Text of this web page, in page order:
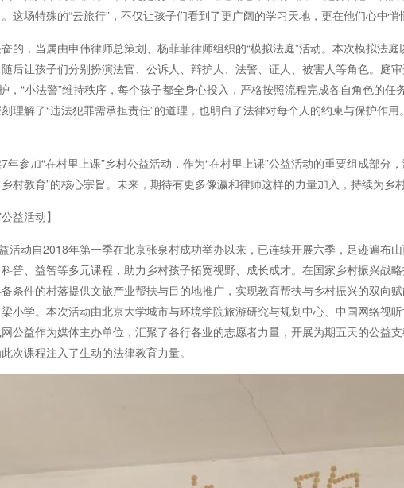
这场特殊的“云旅行”，不仅让孩子们看到了更广阔的学习天地，更在他们心中悄
的，当属由申伟律师总策划、杨菲菲律师组织的“模拟法庭”活动。本次模拟法
后让孩子们分别扮演法官、公诉人、辩护人、法警、证人、被害人等角色。庭
，“小法警”维持秩序，每个孩子都全身心投入，严格按照流程完成各自角色的
理解了“违法犯罪需承担责任”的道理，也明白了法律对每个人的约束与保护作
年参加“在村里上课”乡村公益活动，作为“在村里上课”公益活动的重要组成部分
村教育”的核心宗旨。未来，期待有更多像瀛和律师这样的力量加入，持续为乡
益活动】
活动自2018年第一季在北京张泉村成功举办以来，已连续开展六季，足迹遍布
普、益智等多元课程，助力乡村孩子拓宽视野、成长成才。在国家乡村振兴战
条件的村落提供文旅产业帮扶与目的地推广，实现教育帮扶与乡村振兴的双向
小学。本次活动由北京大学城市与环境学院旅游研究与规划中心、中国网络视
公益作为媒体主办单位，汇聚了各行各业的志愿者力量，开展为期五天的公益
次课程注入了生动的法律教育力量。